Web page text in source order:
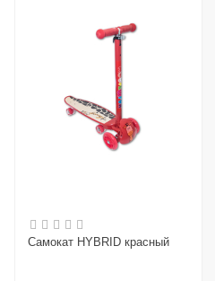
Самокат HYBRID красный